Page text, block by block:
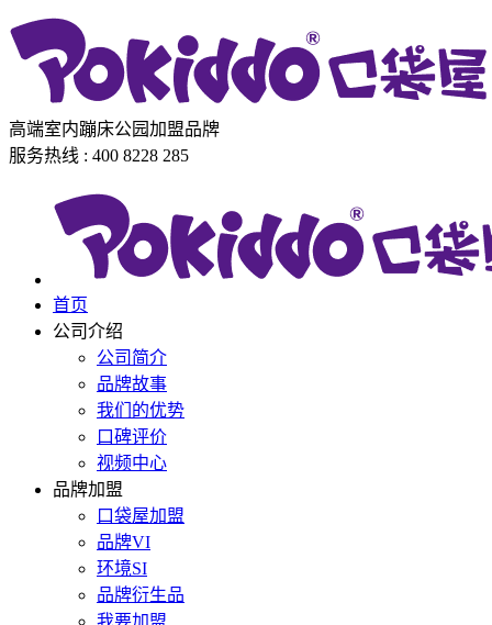
高端室内蹦床公园加盟品牌
服务热线 : 400 8228 285
首页
公司介绍
公司简介
品牌故事
我们的优势
口碑评价
视频中心
品牌加盟
口袋屋加盟
品牌VI
环境SI
品牌衍生品
我要加盟